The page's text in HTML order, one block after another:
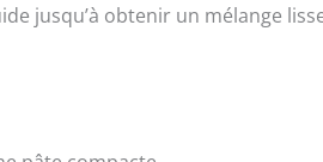
jusqu’à obtenir un mélange